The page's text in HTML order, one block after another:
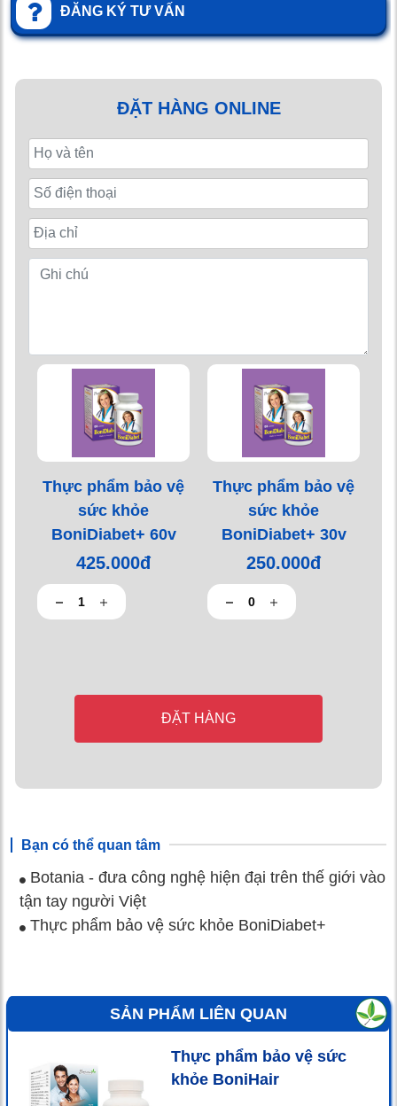
ĐĂNG KÝ TƯ VẤN
ĐẶT HÀNG ONLINE
Thực phẩm bảo vệ
sức khỏe
BoniDiabet+ 60v
425.000đ
Thực phẩm bảo vệ
sức khỏe
BoniDiabet+ 30v
250.000đ
ĐẶT HÀNG
Bạn có thể quan tâm
Botania - đưa công nghệ hiện đại trên thế giới vào
tận tay người Việt
Thực phẩm bảo vệ sức khỏe BoniDiabet+
SẢN PHẨM LIÊN QUAN
Thực phẩm bảo vệ sức
khỏe BoniHair